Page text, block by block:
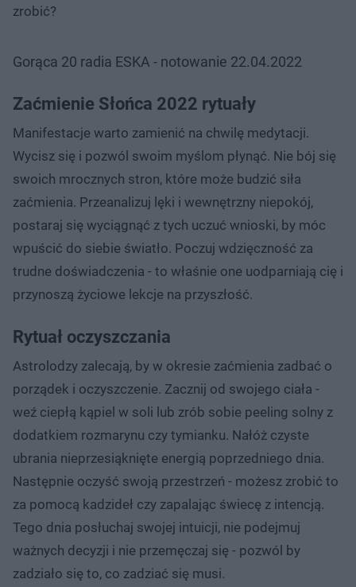
zrobić?
Gorąca 20 radia ESKA - notowanie 22.04.2022
Zaćmienie Słońca 2022 rytuały
Manifestacje warto zamienić na chwilę medytacji.
Wycisz się i pozwól swoim myślom płynąć. Nie bój się
swoich mrocznych stron, które może budzić siła
zaćmienia. Przeanalizuj lęki i wewnętrzny niepokój,
postaraj się wyciągnąć z tych uczuć wnioski, by móc
wpuścić do siebie światło. Poczuj wdzięczność za
trudne doświadczenia - to właśnie one uodparniają cię i
przynoszą życiowe lekcje na przyszłość.
Rytuał oczyszczania
Astrolodzy zalecają, by w okresie zaćmienia zadbać o
porządek i oczyszczenie. Zacznij od swojego ciała -
weź ciepłą kąpiel w soli lub zrób sobie peeling solny z
dodatkiem rozmarynu czy tymianku. Nałóż czyste
ubrania nieprzesiąknięte energią poprzedniego dnia.
Następnie oczyść swoją przestrzeń - możesz zrobić to
za pomocą kadzideł czy zapalając świecę z intencją.
Tego dnia posłuchaj swojej intuicji, nie podejmuj
ważnych decyzji i nie przemęczaj się - pozwól by
zadziało się to, co zadziać się musi.